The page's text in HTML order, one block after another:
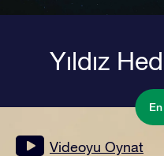
Yıldız
Videoyu Oynat